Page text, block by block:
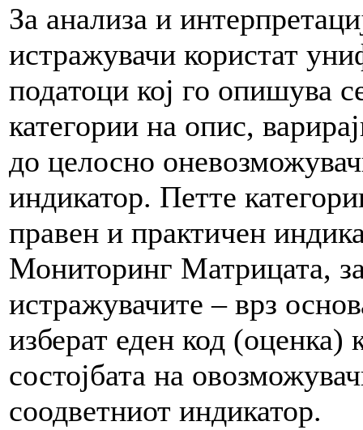
За анализа и
истражувачи користат
податоци кој го опишува
категории на опис,
до целосно
индикатор. Петте
правен и практичен
Мониторинг Матрицата,
истражувачите – врз
изберат еден код (оценка)
состојбата на
соодветниот индикатор.